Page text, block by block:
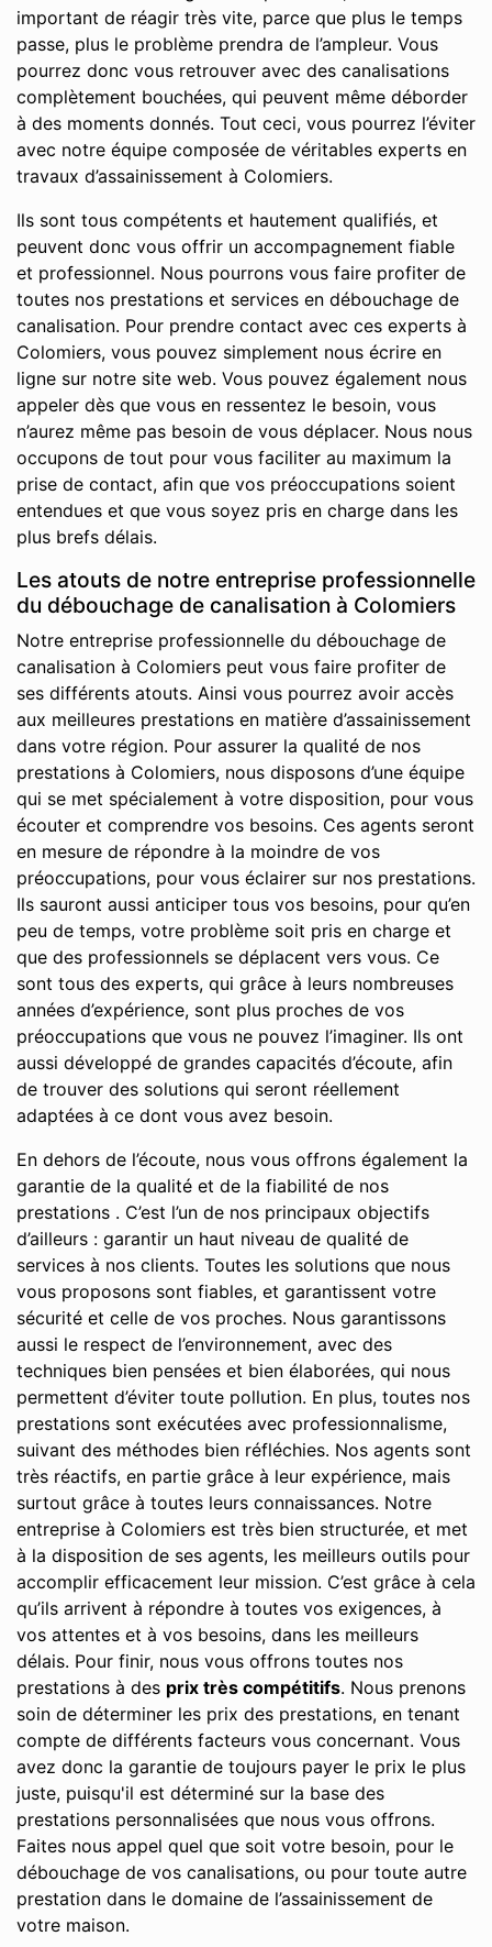
important de réagir très vite, parce que plus le temps
passe, plus le problème prendra de l’ampleur. Vous
pourrez donc vous retrouver avec des canalisations
complètement bouchées, qui peuvent même déborder
à des moments donnés. Tout ceci, vous pourrez l’éviter
avec notre équipe composée de véritables experts en
travaux d’assainissement à Colomiers.
Ils sont tous compétents et hautement qualifiés, et
peuvent donc vous offrir un accompagnement fiable
et professionnel. Nous pourrons vous faire profiter de
toutes nos prestations et services en débouchage de
canalisation. Pour prendre contact avec ces experts à
Colomiers, vous pouvez simplement nous écrire en
ligne sur notre site web. Vous pouvez également nous
appeler dès que vous en ressentez le besoin, vous
n’aurez même pas besoin de vous déplacer. Nous nous
occupons de tout pour vous faciliter au maximum la
prise de contact, afin que vos préoccupations soient
entendues et que vous soyez pris en charge dans les
plus brefs délais.
Les atouts de notre entreprise professionnelle
du débouchage de canalisation à Colomiers
Notre entreprise professionnelle du débouchage de
canalisation à Colomiers peut vous faire profiter de
ses différents atouts. Ainsi vous pourrez avoir accès
aux meilleures prestations en matière d’assainissement
dans votre région. Pour assurer la qualité de nos
prestations à Colomiers, nous disposons d’une équipe
qui se met spécialement à votre disposition, pour vous
écouter et comprendre vos besoins. Ces agents seront
en mesure de répondre à la moindre de vos
préoccupations, pour vous éclairer sur nos prestations.
Ils sauront aussi anticiper tous vos besoins, pour qu’en
peu de temps, votre problème soit pris en charge et
que des professionnels se déplacent vers vous. Ce
sont tous des experts, qui grâce à leurs nombreuses
années d’expérience, sont plus proches de vos
préoccupations que vous ne pouvez l’imaginer. Ils ont
aussi développé de grandes capacités d’écoute, afin
de trouver des solutions qui seront réellement
adaptées à ce dont vous avez besoin.
En dehors de l’écoute, nous vous offrons également la
garantie de la qualité et de la fiabilité de nos
prestations . C’est l’un de nos principaux objectifs
d’ailleurs : garantir un haut niveau de qualité de
services à nos clients. Toutes les solutions que nous
vous proposons sont fiables, et garantissent votre
sécurité et celle de vos proches. Nous garantissons
aussi le respect de l’environnement, avec des
techniques bien pensées et bien élaborées, qui nous
permettent d’éviter toute pollution. En plus, toutes nos
prestations sont exécutées avec professionnalisme,
suivant des méthodes bien réfléchies. Nos agents sont
très réactifs, en partie grâce à leur expérience, mais
surtout grâce à toutes leurs connaissances. Notre
entreprise à Colomiers est très bien structurée, et met
à la disposition de ses agents, les meilleurs outils pour
accomplir efficacement leur mission. C’est grâce à cela
qu’ils arrivent à répondre à toutes vos exigences, à
vos attentes et à vos besoins, dans les meilleurs
délais. Pour finir, nous vous offrons toutes nos
prestations à des prix très compétitifs. Nous prenons
soin de déterminer les prix des prestations, en tenant
compte de différents facteurs vous concernant. Vous
avez donc la garantie de toujours payer le prix le plus
juste, puisqu'il est déterminé sur la base des
prestations personnalisées que nous vous offrons.
Faites nous appel quel que soit votre besoin, pour le
débouchage de vos canalisations, ou pour toute autre
prestation dans le domaine de l’assainissement de
votre maison.